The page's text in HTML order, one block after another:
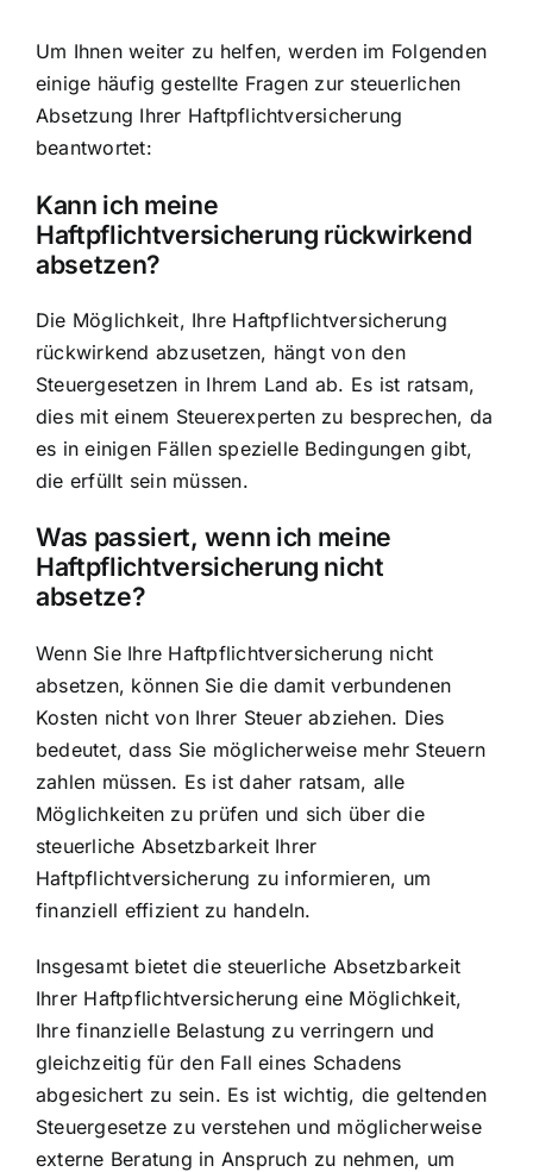
Um Ihnen weiter zu helfen, werden im Folgenden
einige häufig gestellte Fragen zur steuerlichen
Absetzung Ihrer Haftpflichtversicherung
beantwortet:
Kann ich meine
Haftpflichtversicherung rückwirkend
absetzen?
Die Möglichkeit, Ihre Haftpflichtversicherung
rückwirkend abzusetzen, hängt von den
Steuergesetzen in Ihrem Land ab. Es ist ratsam,
dies mit einem Steuerexperten zu besprechen, da
es in einigen Fällen spezielle Bedingungen gibt,
die erfüllt sein müssen.
Was passiert, wenn ich meine
Haftpflichtversicherung nicht
absetze?
Wenn Sie Ihre Haftpflichtversicherung nicht
absetzen, können Sie die damit verbundenen
Kosten nicht von Ihrer Steuer abziehen. Dies
bedeutet, dass Sie möglicherweise mehr Steuern
zahlen müssen. Es ist daher ratsam, alle
Möglichkeiten zu prüfen und sich über die
steuerliche Absetzbarkeit Ihrer
Haftpflichtversicherung zu informieren, um
finanziell effizient zu handeln.
Insgesamt bietet die steuerliche Absetzbarkeit
Ihrer Haftpflichtversicherung eine Möglichkeit,
Ihre finanzielle Belastung zu verringern und
gleichzeitig für den Fall eines Schadens
abgesichert zu sein. Es ist wichtig, die geltenden
Steuergesetze zu verstehen und möglicherweise
externe Beratung in Anspruch zu nehmen, um